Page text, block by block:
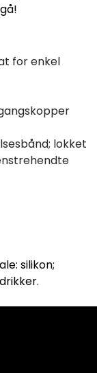
for enkel
lokket
silikon;